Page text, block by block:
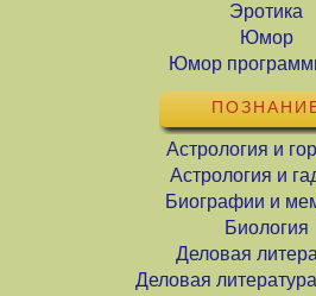
Эротика
Юмор
Юмор
Астрология и
Астрология и
Биографии и
Биология
Деловая
Деловая